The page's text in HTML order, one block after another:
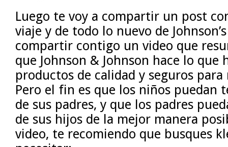
Luego te voy a compartir un post
viaje y de todo lo nuevo de
compartir contigo un video que
que Johnson & Johnson hace lo que
productos de calidad y seguros
Pero el fin es que los niños puedan
de sus padres, y que los padres
de sus hijos de la mejor manera
video, te recomiendo que busques